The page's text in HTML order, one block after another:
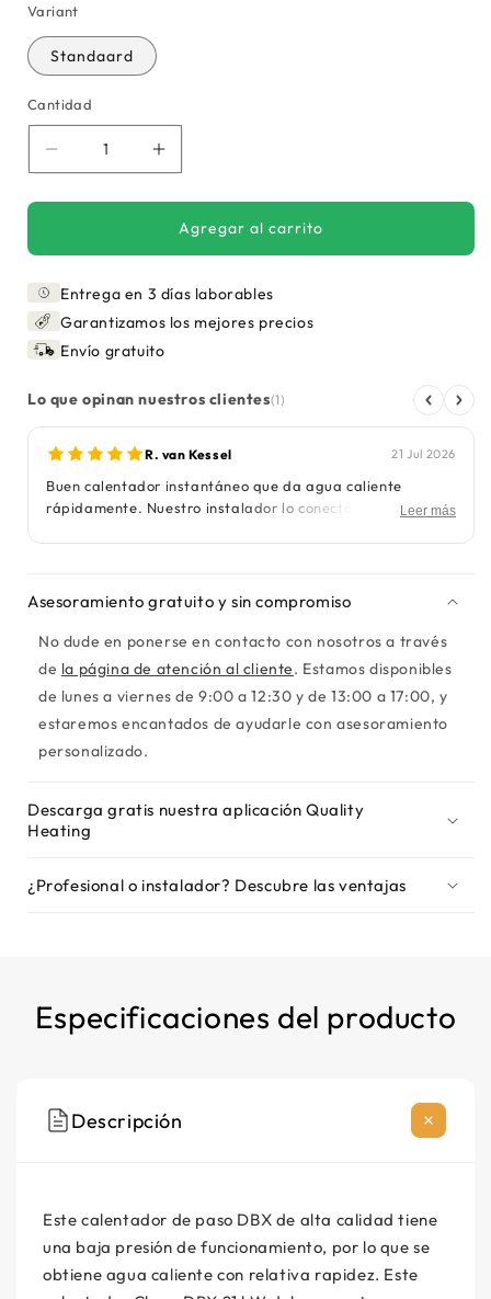
Variant
Standaard
Cantidad
Reducir
cantidad
para
de
instantáneo
DBX
21
kW
Aumentar
cantidad
para
Calentador
de
instantáneo
DBX
Agregar al carrito
Entrega en 3 días laborables
Garantizamos los mejores precios
Envío gratuito
Lo que opinan nuestros clientes(1)
R. van Kessel 21 Jul 2026
Buen calentador instantáneo que da agua caliente
rápidamente. Nuestro instalador lo conectó a la tomaLeer más
Asesoramiento gratuito y sin compromiso
No dude en ponerse en contacto con nosotros a través
de la página de atención al cliente. Estamos disponibles
de lunes a viernes de 9:00 a 12:30 y de 13:00 a 17:00, y
estaremos encantados de ayudarle con asesoramiento
personalizado.
Descarga gratis nuestra aplicación Quality
Heating
¿Profesional o instalador? Descubre las ventajas
Especificaciones del producto
Descripción
Este calentador de paso DBX de alta calidad tiene
una baja presión de funcionamiento, por lo que se
obtiene agua caliente con relativa rapidez. Este